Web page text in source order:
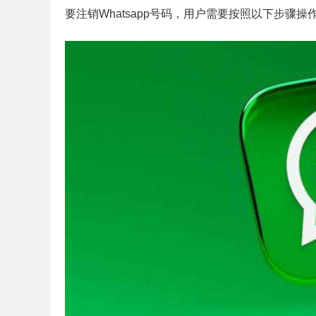
要注销Whatsapp号码，用户需要按照以下步骤操